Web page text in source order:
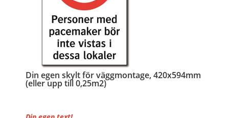
Din egen skylt för väggmontage, 420x594mm
(eller upp till 0,25m2)